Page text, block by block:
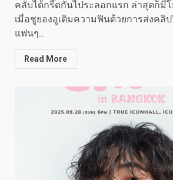
คลับได้กรี๊ดกันไประลอกแรก ล่าสุดก็มี
เมื่อชูยองอูเติมความฟินด้วยการส่งคลิ
แฟนๆ...
Read More